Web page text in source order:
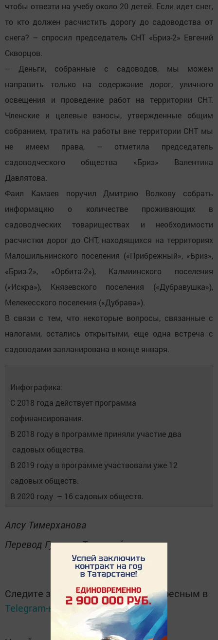
чтобы отвезти на учебу около 20 детей. Если идет снег,
то кто должен расчистить дорогу до садоводства от
снега? – спросил председатель СНТ «Бриз-2» Евгений
Скворцов.
– Деньги, собранные с садоводов, мы можем
направить только на содержание дорог, уличного
освещения и проведение работ на территории СНТ.
Членские и целевые взносы, утвержденные общим
собранием, тратить на работы вне территории СНТ мы
не имеем права, – отметила председатель
садоводческого общества «Бриз» Валентина
Давлятова.
Фаил Камаев поручил Дмитрию Волкову собрать
информацию о количестве проживающих в
садоводческих товариществах и необходимости
расчистки дорог до СНТ, находящихся на территориях
Малошильнинского поселения («Прибрежный», «Бриз»,
«Бриз-2», «Орбита-2»), Калмиинского поселения
(«Искра»), Князевского поселения («Дубравушка»),
Мелекесского поселения («Дубрава»).
В связи с тем, что некоторые вопросы, связанные с
налогами, остались открытыми, еще одна встреча с
садоводами запланирована в конце января.
Инфографика:
С 2018 года действует программа
софинансирования.
В 2018 году в программе приняли участие два
садовых общества.
В 2019 году в программе участвовали уже 12
садовых обществ.
В 2020 году – 16 садовых обществ.
Алсу Тимерханова
Перевод Гульназ Таиповой
Следите за самым важным и интересным в
Telegram-каналеТатмедиа